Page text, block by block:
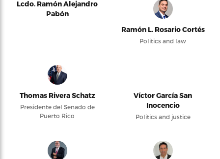
Lcdo. Ramón Alejandro
Pabón
Ramón L. Rosario Cortés
Politics and law
Thomas Rivera Schatz
Presidente del Senado de
Puerto Rico
Víctor García San
Inocencio
Politics and justice